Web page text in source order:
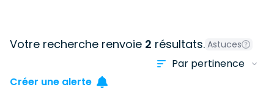
Votre recherche renvoie 2 résultats. Astuces
Créer une alerte